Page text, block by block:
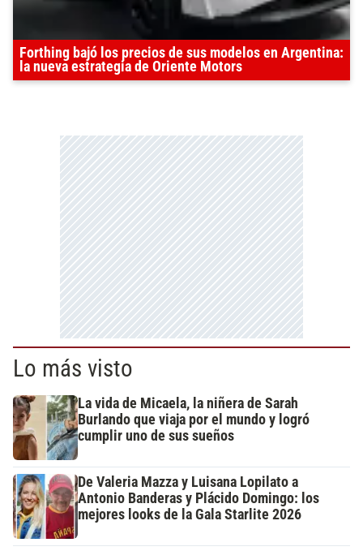
Forthing bajó los precios de sus modelos en Argentina:
la nueva estrategia de Oriente Motors
Lo más visto
La vida de Micaela, la niñera de Sarah
Burlando que viaja por el mundo y logró
cumplir uno de sus sueños
De Valeria Mazza y Luisana Lopilato a
Antonio Banderas y Plácido Domingo: los
mejores looks de la Gala Starlite 2026